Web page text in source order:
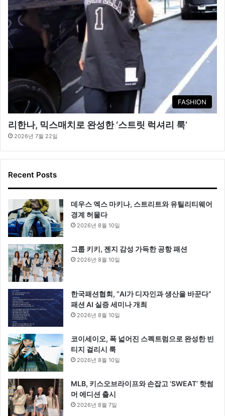
FASHION
리한나, 믹스매치로 완성한 ‘스트릿 럭셔리 룩’
2026년 7월 22일
Recent Posts
데우스 엑스 마키나, 스트리트와 유틸리티웨어
경계 허물다
2026년 8월 10일
그룹 키키, 젠지 감성 가득한 공항 패션
2026년 8월 10일
한국패션협회, “AI가 디자인과 생산을 바꾼다”
패션 AI 실증 세미나 개최
2026년 8월 10일
코이세이오, 폭 넓어진 스펙트럼으로 완성한 빈
티지 걸리시 룩
2026년 8월 10일
MLB, 키스오브라이프와 손잡고 ‘SWEAT’ 핫썸
머 에디션 출시
2026년 8월 7일